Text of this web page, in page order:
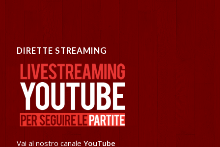
DIRETTE STREAMING
Vai al nostro canale YouTube